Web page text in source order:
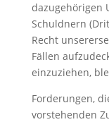
dazugehörigen
Schuldnern
Recht
Fällen
einzuziehen,
Forderungen,
vorstehenden